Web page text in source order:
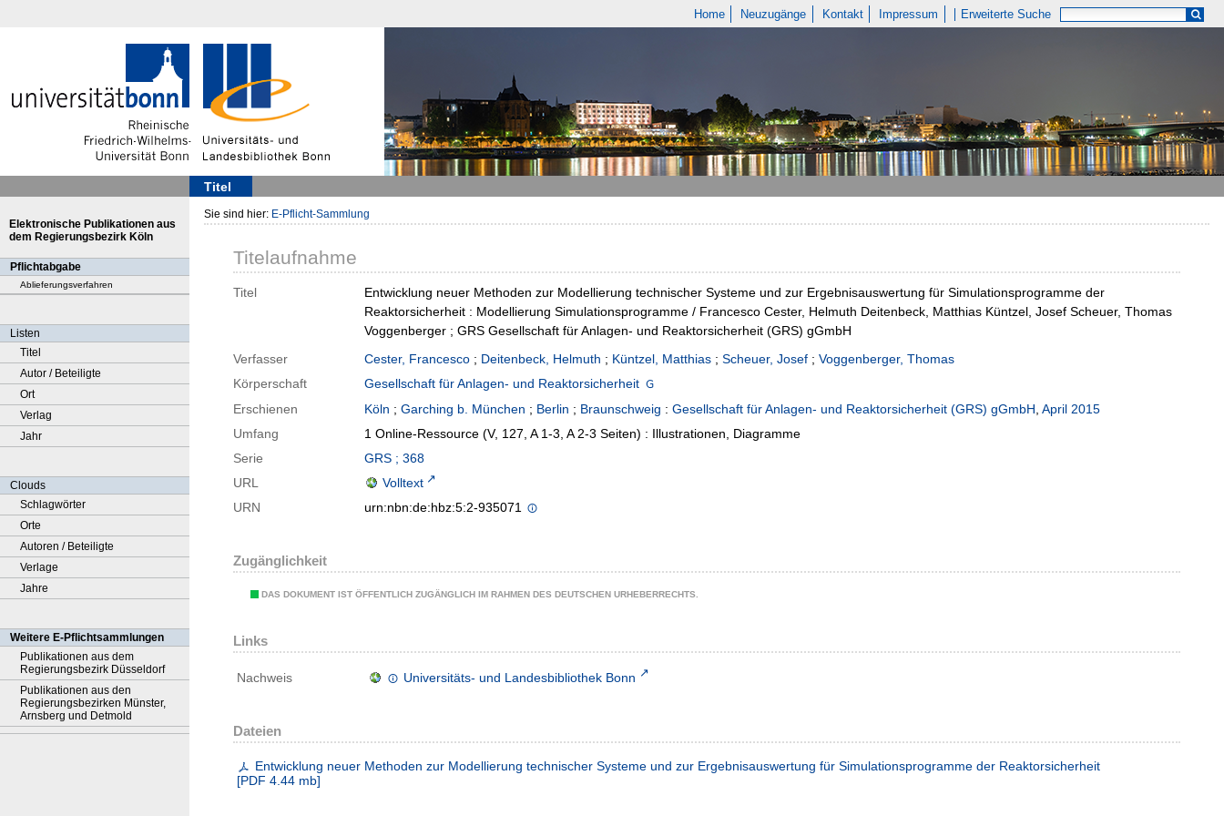
Home Neuzugänge Kontakt Impressum Erweiterte Suche
Titel
Elektronische Publikationen aus
dem Regierungsbezirk Köln
Pflichtabgabe
Ablieferungsverfahren
Listen
Titel
Autor / Beteiligte
Ort
Verlag
Jahr
Clouds
Schlagwörter
Orte
Autoren / Beteiligte
Verlage
Jahre
Weitere E-Pflichtsammlungen
Publikationen aus dem
Regierungsbezirk Düsseldorf
Publikationen aus den
Regierungsbezirken Münster,
Arnsberg und Detmold
Sie sind hier: E-Pflicht-Sammlung
Titelaufnahme
Titel
Entwicklung neuer Methoden zur Modellierung technischer Systeme und zur Ergebnisauswertung für Simulationsprogramme der
Reaktorsicherheit : Modellierung Simulationsprogramme / Francesco Cester, Helmuth Deitenbeck, Matthias Küntzel, Josef Scheuer, Thomas
Voggenberger ; GRS Gesellschaft für Anlagen- und Reaktorsicherheit (GRS) gGmbH
Verfasser
Cester, Francesco ; Deitenbeck, Helmuth ; Küntzel, Matthias ; Scheuer, Josef ; Voggenberger, Thomas
Körperschaft
Gesellschaft für Anlagen- und Reaktorsicherheit
Erschienen
Köln ; Garching b. München ; Berlin ; Braunschweig : Gesellschaft für Anlagen- und Reaktorsicherheit (GRS) gGmbH, April 2015
Umfang
1 Online-Ressource (V, 127, A 1-3, A 2-3 Seiten) : Illustrationen, Diagramme
Serie
GRS ; 368
URL
Volltext
URN
urn:nbn:de:hbz:5:2-935071
Zugänglichkeit
DAS DOKUMENT IST ÖFFENTLICH ZUGÄNGLICH IM RAHMEN DES DEUTSCHEN URHEBERRECHTS.
Links
Nachweis Universitäts- und Landesbibliothek Bonn
Dateien
Entwicklung neuer Methoden zur Modellierung technischer Systeme und zur Ergebnisauswertung für Simulationsprogramme der Reaktorsicherheit
[PDF 4.44 mb]